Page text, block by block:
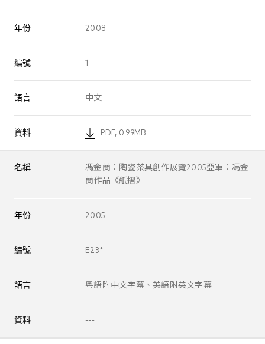
年份 2008
編號 1
語言 中文
資料 PDF, 0.99MB
名稱
馮金蘭：陶瓷茶具創作展覽2005亞軍：馮金
蘭作品《紙摺》
年份 2005
編號 E23*
語言 粵語附中文字幕、英語附英文字幕
資料 ---